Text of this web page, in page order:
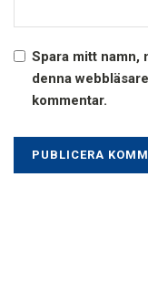
Spara mitt namn,
denna
kommentar.